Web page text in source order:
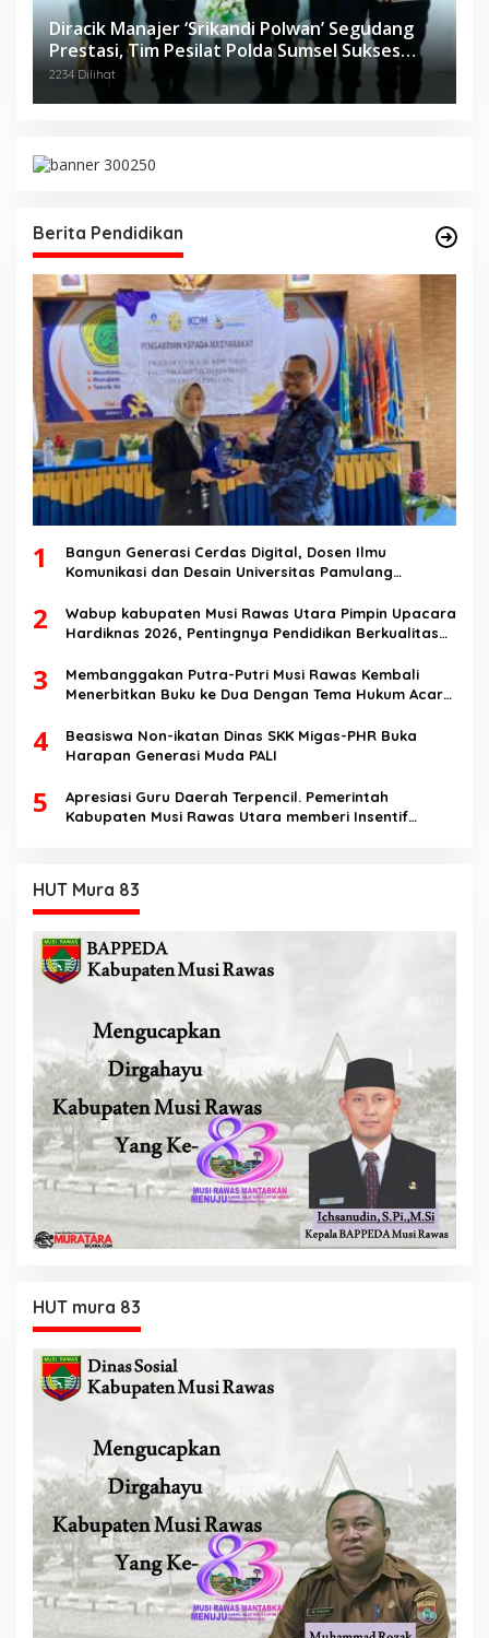
Diracik Manajer ‘Srikandi Polwan’ Segudang
Prestasi, Tim Pesilat Polda Sumsel Sukses
Diajang Kejurnas Menpora Cup II 2024
2234 Dilihat
Berita Pendidikan
1
Bangun Generasi Cerdas Digital, Dosen Ilmu
Komunikasi dan Desain Universitas Pamulang
Speech di SMK Ikhlas Jawilan
2
Wabup kabupaten Musi Rawas Utara Pimpin Upacara
Hardiknas 2026, Pentingnya Pendidikan Berkualitas
3
Membanggakan Putra-Putri Musi Rawas Kembali
Menerbitkan Buku ke Dua Dengan Tema Hukum Acara
4
Beasiswa Non-ikatan Dinas SKK Migas-PHR Buka
Harapan Generasi Muda PALI
5
Apresiasi Guru Daerah Terpencil. Pemerintah
Kabupaten Musi Rawas Utara memberi Insentif
HUT Mura 83
HUT mura 83